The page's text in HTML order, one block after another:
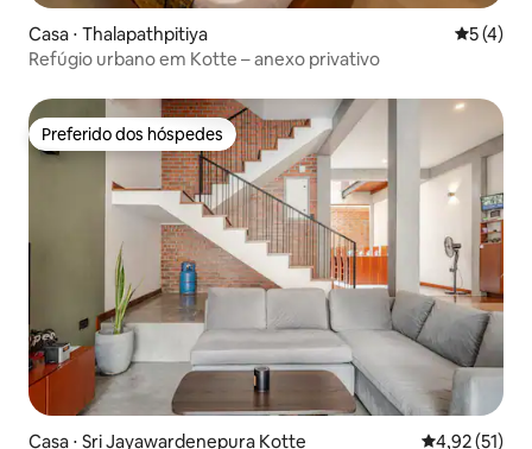
Casa ⋅ Thalapathpitiya 5 de
5 (4)
Refúgio urbano em Kotte – anexo privativo
Preferido dos hóspedes
Preferido dos hóspedes
Casa ⋅ Sri Jayawardenepura Kotte 4,92 de uma
4,92 (51)